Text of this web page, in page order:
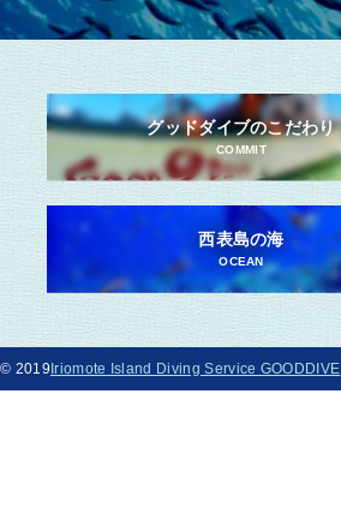
グッドダイブのこだわり
COMMIT
西表島の海
OCEAN
© 2019Iriomote Island Diving Service GOODDIVE